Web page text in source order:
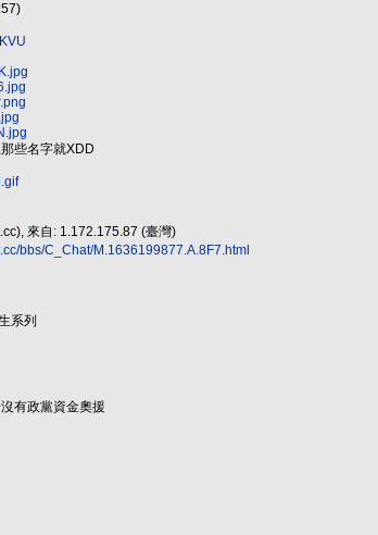
些名字就XDD
來自: 1.172.175.87 (臺灣)
bbs/C_Chat/M.1636199877.A.8F7.html
系列
有政黨資金奧援